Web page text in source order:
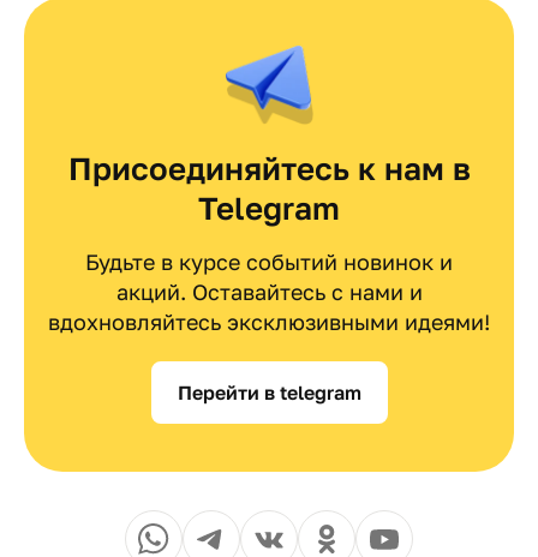
Присоединяйтесь к нам в
Telegram
Будьте в курсе событий новинок и
акций. Оставайтесь с нами и
вдохновляйтесь эксклюзивными идеями!
Перейти в telegram